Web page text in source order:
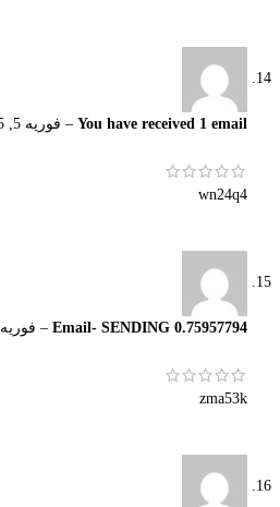
You have received 1 email
– فوریه 5, 2025
wn24q4
Email- SENDING 0.75957794
– فوریه 8, 2025
zma53k